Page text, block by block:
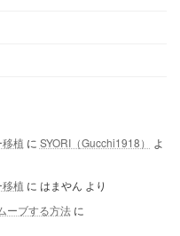
植 に SYORI（Gucchi1918）
よ
植 に はまやん より
ーブする方法に